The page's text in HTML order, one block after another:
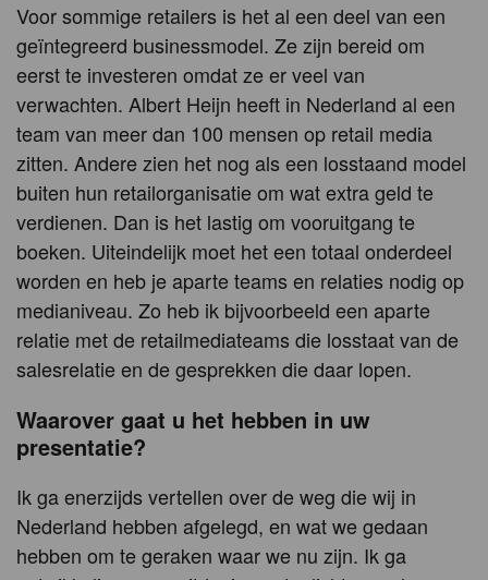
Voor sommige retailers is het al een deel van een
geïntegreerd businessmodel. Ze zijn bereid om
eerst te investeren omdat ze er veel van
verwachten. Albert Heijn heeft in Nederland al een
team van meer dan 100 mensen op retail media
zitten. Andere zien het nog als een losstaand model
buiten hun retailorganisatie om wat extra geld te
verdienen. Dan is het lastig om vooruitgang te
boeken. Uiteindelijk moet het een totaal onderdeel
worden en heb je aparte teams en relaties nodig op
medianiveau. Zo heb ik bijvoorbeeld een aparte
relatie met de retailmediateams die losstaat van de
salesrelatie en de gesprekken die daar lopen.
Waarover gaat u het hebben in uw
presentatie?
Ik ga enerzijds vertellen over de weg die wij in
Nederland hebben afgelegd, en wat we gedaan
hebben om te geraken waar we nu zijn. Ik ga